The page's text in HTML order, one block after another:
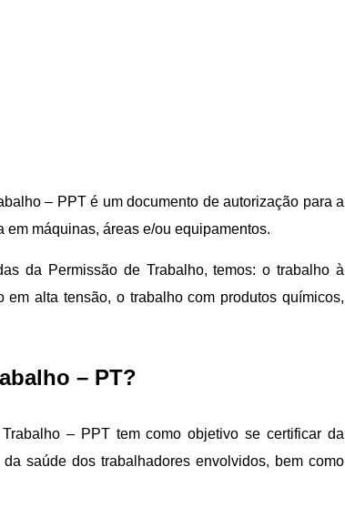
– PPT é um documento de autorização para a
máquinas, áreas e/ou equipamentos.
da Permissão de Trabalho, temos: o trabalho à
em alta tensão, o trabalho com produtos químicos,
– PT?
– PPT tem como objetivo se certificar da
saúde dos trabalhadores envolvidos, bem como